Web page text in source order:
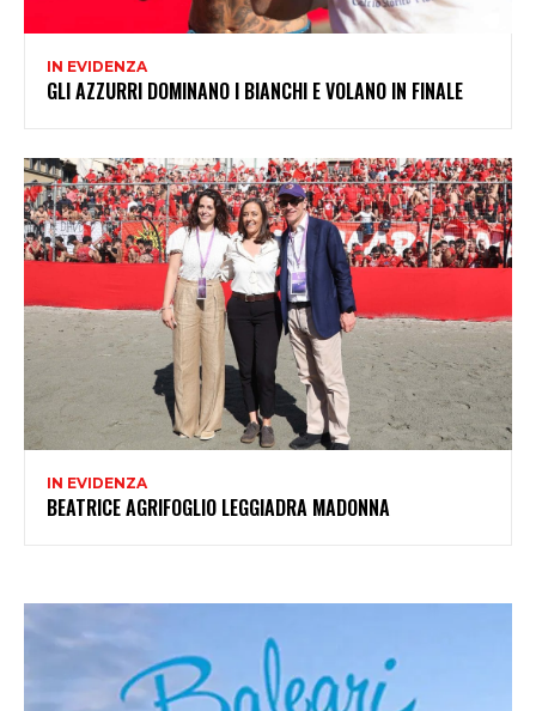
IN EVIDENZA
GLI AZZURRI DOMINANO I BIANCHI E VOLANO IN FINALE
IN EVIDENZA
BEATRICE AGRIFOGLIO LEGGIADRA MADONNA